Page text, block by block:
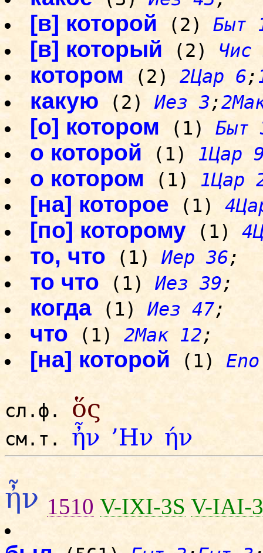
[в] которой (2) Быт
[в] который (2) Чис
котором (2) 2Цар 6;
какую (2) Иез 3;
[о] котором (1) Быт
о которой (1) 1Цар
о котором (1) 1Цар
[на] которое (1)
[по] которому(1)
то, что (1) Иер 36;
то что (1) Иез 39;
когда(1) Иез 47;
что (1) 2Мак 12;
[на] которой (1)
сл.ф. ὅς
см.т. ἦν ’Ην ήν
ἦν 1510 V-IXI-3S V-IAI-